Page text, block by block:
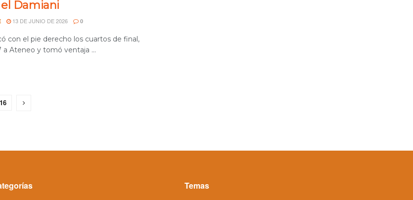
Damiani
13 DE JUNIO DE 2026 0
con el pie derecho los cuartos de final,
a Ateneo y tomó ventaja ...
16
Temas